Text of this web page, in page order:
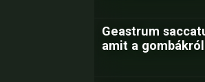
Geastrum
amit a